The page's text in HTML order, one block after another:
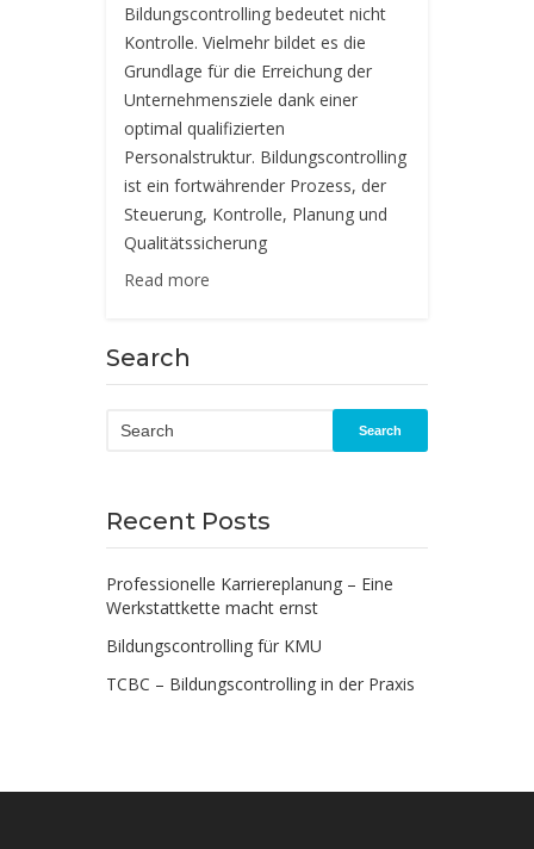
Bildungscontrolling bedeutet nicht
Kontrolle. Vielmehr bildet es die
Grundlage für die Erreichung der
Unternehmensziele dank einer
optimal qualifizierten
Personalstruktur. Bildungscontrolling
ist ein fortwährender Prozess, der
Steuerung, Kontrolle, Planung und
Qualitätssicherung
Read more
Search
Search
Recent Posts
Professionelle Karriereplanung – Eine
Werkstattkette macht ernst
Bildungscontrolling für KMU
TCBC – Bildungscontrolling in der Praxis